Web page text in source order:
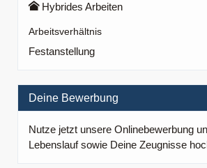
Hybrides Arbeiten
Arbeitsverhältnis
Festanstellung
Deine Bewerbung
Nutze jetzt unsere Onlinebewerbung
Lebenslauf sowie Deine Zeugnisse